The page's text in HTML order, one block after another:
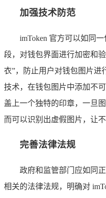
加强技术防范
imToken 官方可以如同
段，对钱包界面进行加密和
衣”，防止用户对钱包图片进
技术，在钱包图片中添加不
盖上一个独特的印章，一旦
而可以识别出虚假图片，让
完善法律法规
政府和监管部门应如同
相关的法律法规，明确对